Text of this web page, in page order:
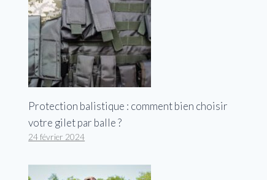
Protection balistique : comment bien choisir
votre gilet par balle ?
24 février 2024